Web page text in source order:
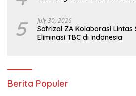
5 July 30, 2026
Safrizal ZA Kolaborasi Lintas
Eliminasi TBC di Indonesia
Berita Populer